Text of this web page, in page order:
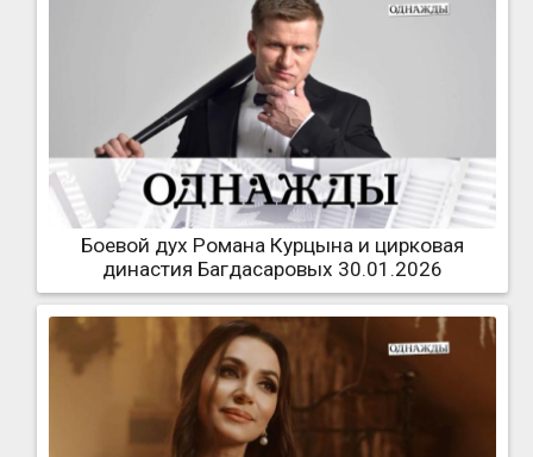
Боевой дух Романа Курцына и цирковая
династия Багдасаровых 30.01.2026